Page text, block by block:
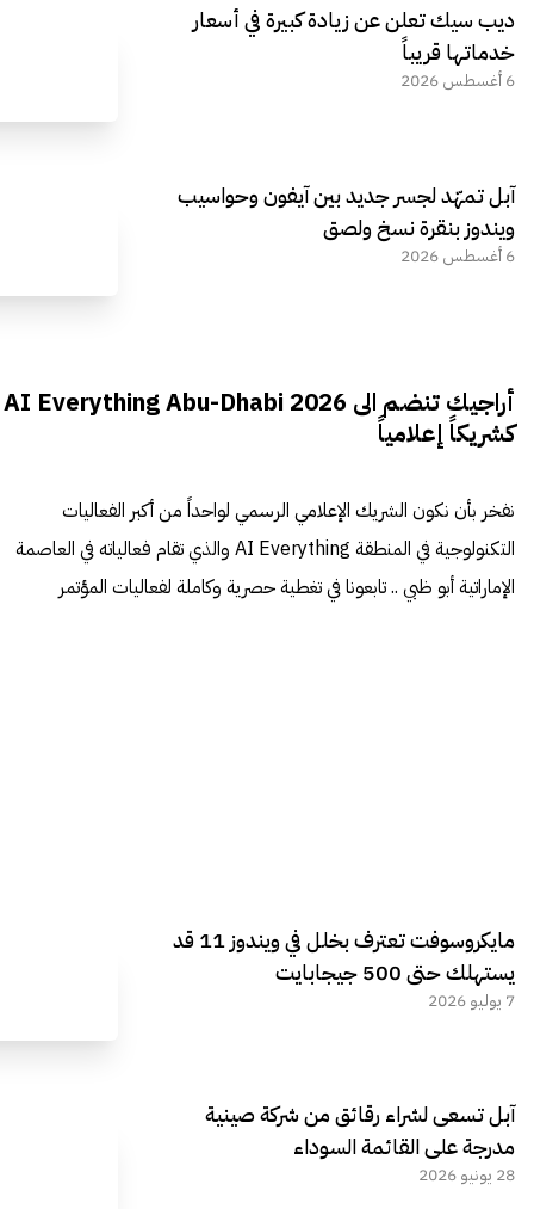
ديب سيك تعلن عن زيادة كبيرة في أسعار
خدماتها قريباً
6 أغسطس 2026
آبل تمهّد لجسر جديد بين آيفون وحواسيب
ويندوز بنقرة نسخ ولصق
6 أغسطس 2026
أراجيك تنضم الى AI Everything Abu-Dhabi 2026
كشريكاً إعلامياً
نفخر بأن نكون الشريك الإعلامي الرسمي لواحداً من أكبر الفعاليات
التكنولوجية في المنطقة AI Everything والذي تقام فعالياته في العاصمة
الإماراتية أبو ظبي .. تابعونا في تغطية حصرية وكاملة لفعاليات المؤتمر
مايكروسوفت تعترف بخلل في ويندوز 11 قد
يستهلك حتى 500 جيجابايت
7 يوليو 2026
آبل تسعى لشراء رقائق من شركة صينية
مدرجة على القائمة السوداء
28 يونيو 2026